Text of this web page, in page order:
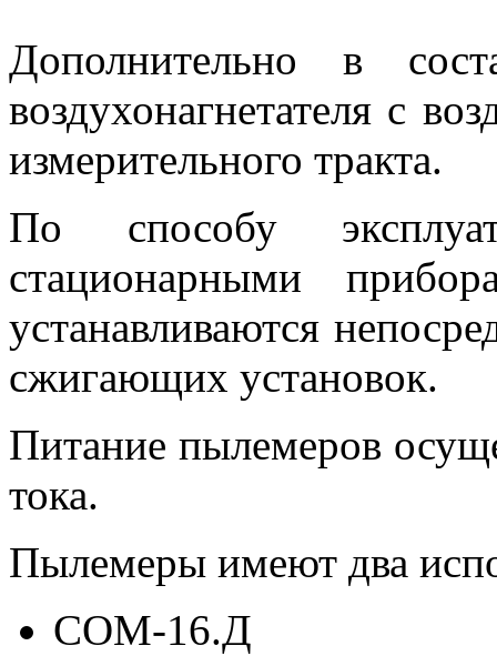
Дополнительно в
воздухонагнетателя с
измерительного тракта.
По способу
стационарными
устанавливаются
сжигающих установок.
Питание пылемеров
тока.
Пылемеры имеют два
СОМ-16.Д